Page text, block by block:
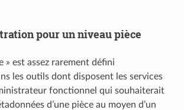
pour un niveau pièce
» est assez rarement défini
les outils dont disposent les services
fonctionnel qui souhaiterait
d’une pièce au moyen d’un